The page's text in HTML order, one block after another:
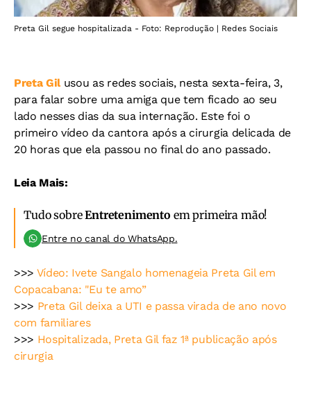
Preta Gil segue hospitalizada - Foto: Reprodução | Redes Sociais
Preta Gilusou as redes sociais, nesta sexta-feira, 3,
para falar sobre uma amiga que tem ficado ao seu
lado nesses dias da sua internação. Este foi o
primeiro vídeo da cantora após a cirurgia delicada de
20 horas que ela passou no final do ano passado.
Leia Mais:
Tudo sobreEntretenimento em primeira mão!
Entre no canal do WhatsApp.
>>> Vídeo: Ivete Sangalo homenageia Preta Gil em
Copacabana: "Eu te amo”
>>> Preta Gil deixa a UTI e passa virada de ano novo
com familiares
>>> Hospitalizada, Preta Gil faz 1ª publicação após
cirurgia